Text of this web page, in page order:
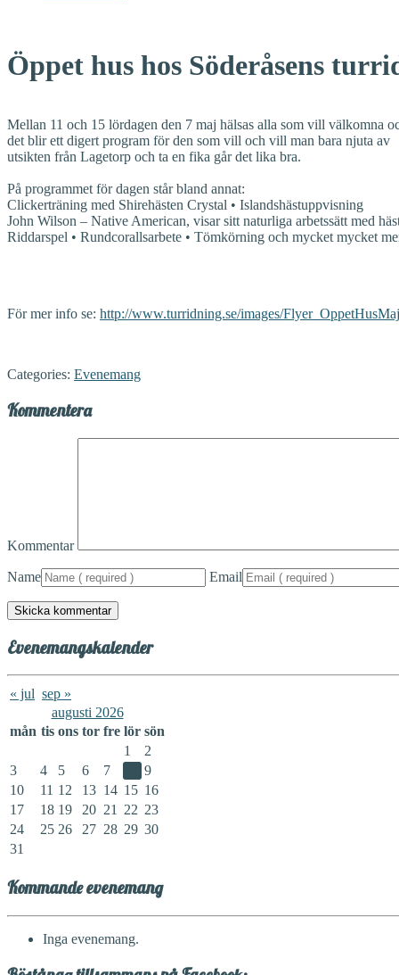
Öppet hus hos Söderåsens
Mellan 11 och 15 lördagen den 7 maj hälsas alla som vill välkomna
det blir ett digert program för den som vill och vill man bara njuta av
utsikten från Lagetorp och ta en fika går det lika bra.
På programmet för dagen står bland annat:
Clickerträning med Shirehästen Crystal • Islandshästuppvisning
John Wilson – Native American, visar sitt naturliga arbetssätt med
Riddarspel • Rundcorallsarbete • Tömkörning och mycket mycket
För mer info se: http://www.turridning.se/images/
Categories: Evenemang
Kommentera
Kommentar
Name Email
Evenemangskalender
« jul sep »
augusti 2026
mån tis ons tor fre lör sön
1
2
3
4 5 6 7
9
10
11 12 13 14 15 16
17
18 19 20 21 22 23
24
25 26 27 28 29 30
31
Kommande evenemang
Inga evenemang.